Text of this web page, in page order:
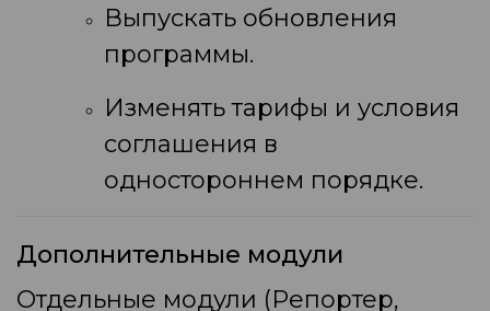
Выпускать обновления
программы.
Изменять тарифы и условия
соглашения в
одностороннем порядке.
Дополнительные модули
Отдельные модули (Репортер,